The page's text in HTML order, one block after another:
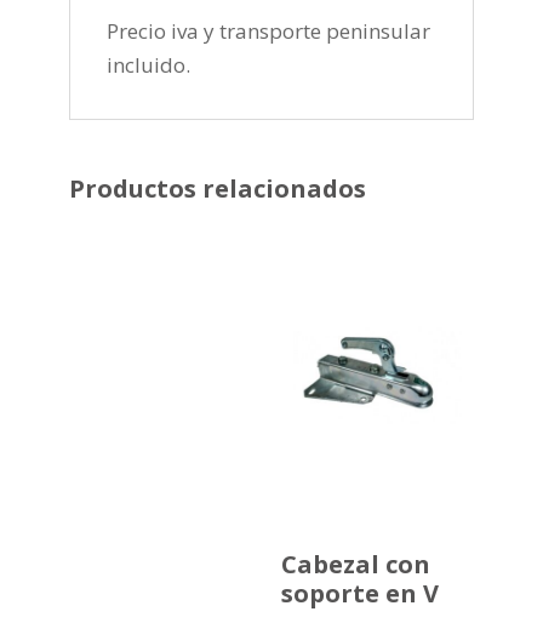
Precio iva y transporte peninsular
incluido.
Productos relacionados
Cabezal con
soporte en V